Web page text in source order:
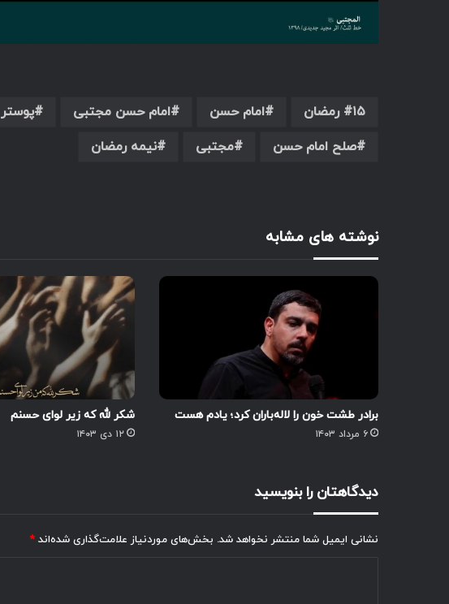
۱۵ رمضان امام حسن امام حسن مجتبی پوستر
صلح امام حسن
مجتبی نیمه رمضان
نوشته های مشابه
برادر طشت خون را لاله‌باران کرد؛ یادم هست
۶ مرداد ۱۴۰۳
شکر لله که زیر لوای حسنم
۱۲ دی ۱۴۰۳
دیدگاهتان را بنویسید
نشانی ایمیل شما منتشر نخواهد شد. بخش‌های موردنیاز علامت‌گذاری شده‌اند *